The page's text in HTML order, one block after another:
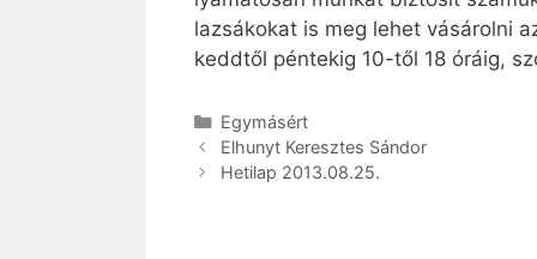
lazsá­ko­kat is meg le­het vá­sá­rol­ni
kedd­től pén­te­kig 10-től 18 órá­ig,
Kategória
Egymásért
El­hunyt Ke­resz­tes Sán­dor
Hetilap 2013.08.25.